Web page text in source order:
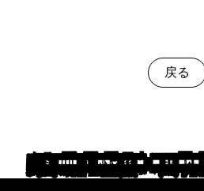
戻る